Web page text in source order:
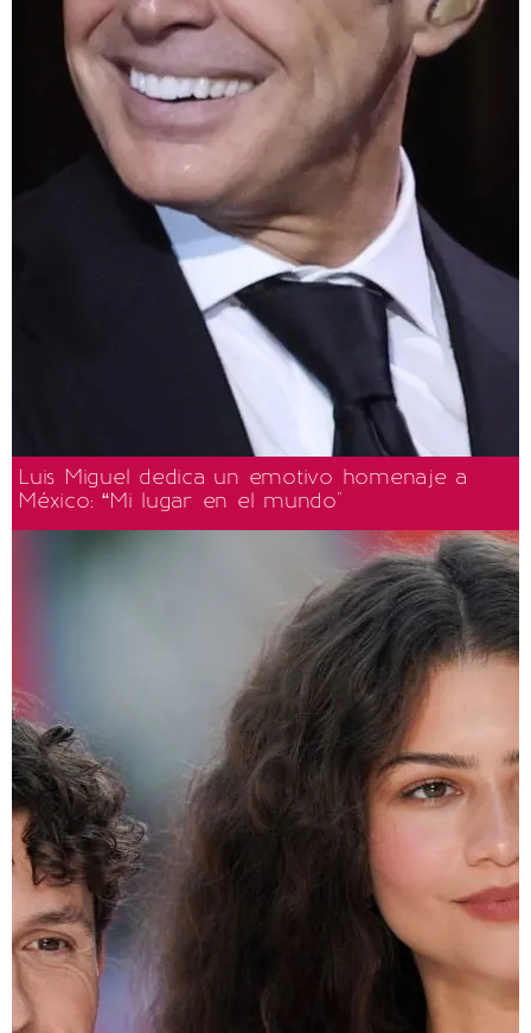
Luis Miguel dedica un emotivo homenaje a
México: “Mi lugar en el mundo"